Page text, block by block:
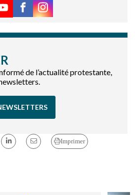
de l’actualité protestante,
Imprimer